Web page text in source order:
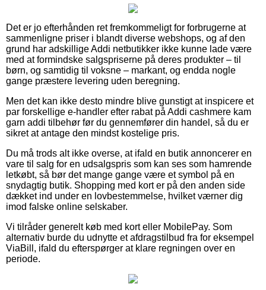
Det er jo efterhånden ret fremkommeligt for forbrugerne at
sammenligne priser i blandt diverse webshops, og af den
grund har adskillige Addi netbutikker ikke kunne lade være
med at formindske salgspriserne på deres produkter – til
børn, og samtidig til voksne – markant, og endda nogle
gange præstere levering uden beregning.
Men det kan ikke desto mindre blive gunstigt at inspicere et
par forskellige e-handler efter rabat på Addi cashmere kam
garn addi tilbehør før du gennemfører din handel, så du er
sikret at antage den mindst kostelige pris.
Du må trods alt ikke overse, at ifald en butik annoncerer en
vare til salg for en udsalgspris som kan ses som hamrende
letkøbt, så bør det mange gange være et symbol på en
snydagtig butik. Shopping med kort er på den anden side
dækket ind under en lovbestemmelse, hvilket værner dig
imod falske online selskaber.
Vi tilråder generelt køb med kort eller MobilePay. Som
alternativ burde du udnytte et afdragstilbud fra for eksempel
ViaBill, ifald du efterspørger at klare regningen over en
periode.